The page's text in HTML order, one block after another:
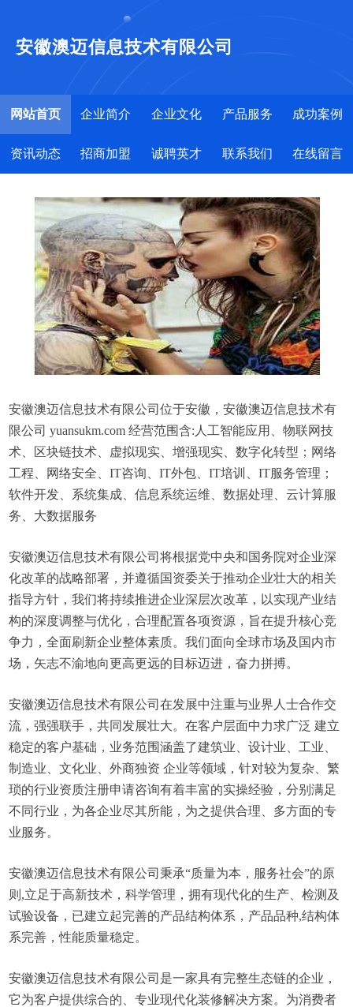
安徽澳迈信息技术有限公司
网站首页 企业简介 企业文化 产品服务 成功案例
资讯动态 招商加盟 诚聘英才 联系我们 在线留言
安徽澳迈信息技术有限公司位于安徽，安徽澳迈信息技术有
限公司 yuansukm.com 经营范围含:人工智能应用、物联网技
术、区块链技术、虚拟现实、增强现实、数字化转型；网络
工程、网络安全、IT咨询、IT外包、IT培训、IT服务管理；
软件开发、系统集成、信息系统运维、数据处理、云计算服
务、大数据服务
安徽澳迈信息技术有限公司将根据党中央和国务院对企业深
化改革的战略部署，并遵循国资委关于推动企业壮大的相关
指导方针，我们将持续推进企业深层次改革，以实现产业结
构的深度调整与优化，合理配置各项资源，旨在提升核心竞
争力，全面刷新企业整体素质。我们面向全球市场及国内市
场，矢志不渝地向更高更远的目标迈进，奋力拼搏。
安徽澳迈信息技术有限公司在发展中注重与业界人士合作交
流，强强联手，共同发展壮大。在客户层面中力求广泛 建立
稳定的客户基础，业务范围涵盖了建筑业、设计业、工业、
制造业、文化业、外商独资 企业等领域，针对较为复杂、繁
琐的行业资质注册申请咨询有着丰富的实操经验，分别满足
不同行业，为各企业尽其所能，为之提供合理、多方面的专
业服务。
安徽澳迈信息技术有限公司秉承“质量为本，服务社会”的原
则,立足于高新技术，科学管理，拥有现代化的生产、检测及
试验设备，已建立起完善的产品结构体系，产品品种,结构体
系完善，性能质量稳定。
安徽澳迈信息技术有限公司是一家具有完整生态链的企业，
它为客户提供综合的、专业现代化装修解决方案。为消费者